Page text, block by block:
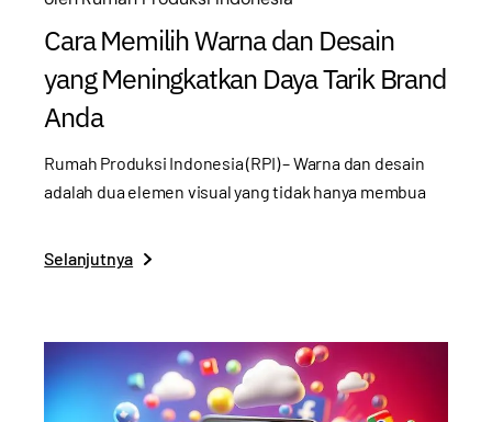
Cara Memilih Warna dan Desain
yang Meningkatkan Daya Tarik Brand
Anda
Rumah Produksi Indonesia (RPI) – Warna dan desain
adalah dua elemen visual yang tidak hanya membua
Selanjutnya